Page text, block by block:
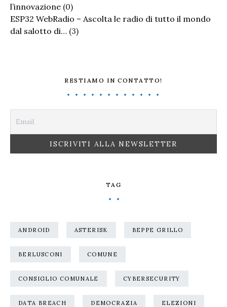
l’innovazione (0)
ESP32 WebRadio – Ascolta le radio di tutto il mondo
dal salotto di… (3)
RESTIAMO IN CONTATTO!
TAG
ANDROID ASTERISK BEPPE GRILLO
BERLUSCONI COMUNE
CONSIGLIO COMUNALE CYBERSECURITY
DATA BREACH DEMOCRAZIA ELEZIONI